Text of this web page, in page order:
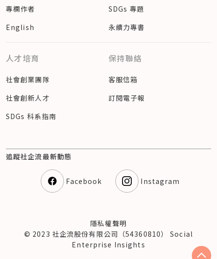
專欄作者
English
SDGs 專題
永續力專書
人才培育
社會創業團隊
社會創新人才
SDGs 科系指南
保持聯絡
客服信箱
訂閱電子報
追蹤社企流最新動態
Facebook Instagram
隱私權聲明
© 2023 社企流股份有限公司（54360810） Social
Enterprise Insights